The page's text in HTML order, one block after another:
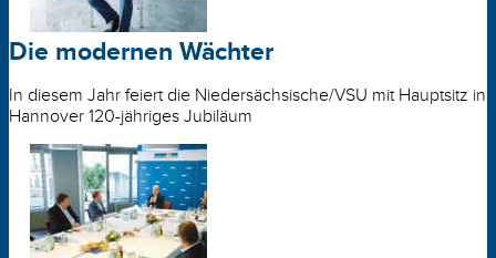
Die modernen Wächter
In diesem Jahr feiert die Niedersächsische/VSU mit Hauptsitz in
Hannover 120-jähriges Jubiläum